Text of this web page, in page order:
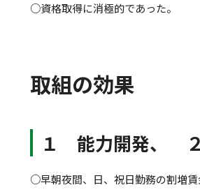
○資格取得に消極的であった。
取組の効果
１ 能力開発、
○早朝夜間、日、祝日勤務の割増賃